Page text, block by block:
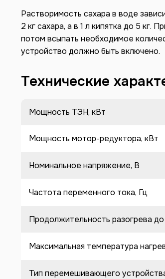
Растворимость сахара в воде
2 кг сахара, а в 1 л кипятка до 5 кг.
потом всыпать необходимое
устройство должно быть включено.
Технические
Мощность ТЭН, кВт
Мощность мотор-редуктора, кВт
Номинальное напряжение, В
Частота переменного тока, Гц
Продолжительность разогрева до
Максимальная температура
Тип перемешивающего